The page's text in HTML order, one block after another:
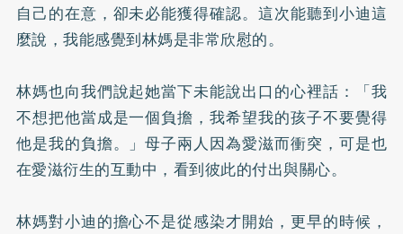
自己的在意，卻未必能獲得確認。這次能聽到小迪這
麼說，我能感覺到林媽是非常欣慰的。
林媽也向我們說起她當下未能說出口的心裡話：「我
不想把他當成是一個負擔，我希望我的孩子不要覺得
他是我的負擔。」母子兩人因為愛滋而衝突，可是也
在愛滋衍生的互動中，看到彼此的付出與關心。
林媽對小迪的擔心不是從感染才開始，更早的時候，